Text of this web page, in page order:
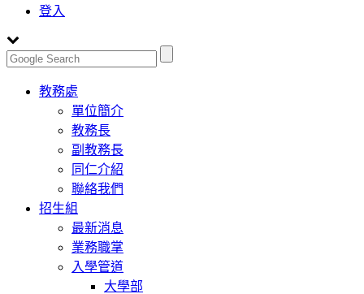
登入
Toggle
navigation
教務處
單位簡介
教務長
副教務長
同仁介紹
聯絡我們
招生組
最新消息
業務職掌
入學管道
大學部